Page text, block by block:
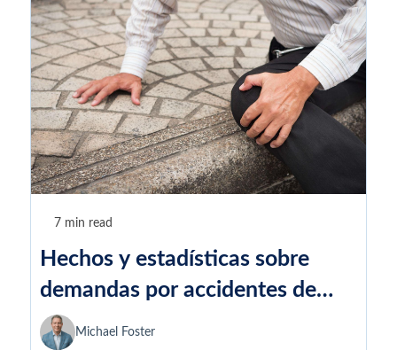
7 min read
Hechos y estadísticas sobre
demandas por accidentes de
resbalones y caídas
Michael Foster